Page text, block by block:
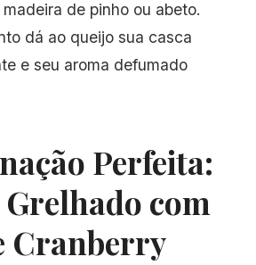
de pinho ou abeto.
dá ao queijo sua casca
e seu aroma defumado
Perfeita:
com
Cranberry